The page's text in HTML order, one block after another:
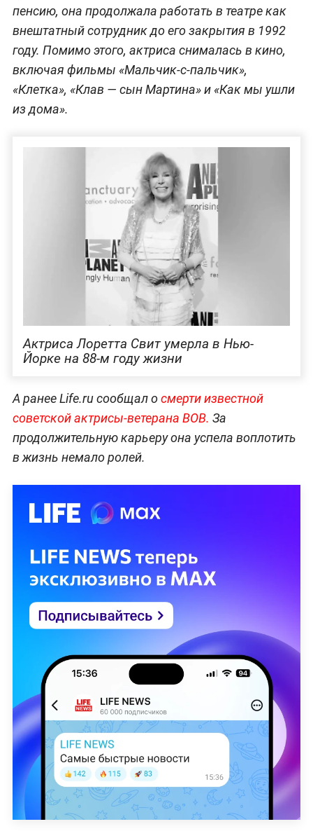
пенсию, она продолжала работать в театре как
внештатный сотрудник до его закрытия в 1992
году. Помимо этого, актриса снималась в кино,
включая фильмы «Мальчик-с-пальчик»,
«Клетка», «Клав — сын Мартина» и «Как мы ушли
из дома».
Актриса Лоретта Свит умерла в Нью-
Йорке на 88-м году жизни
А ранее Life.ru сообщал осмерти известной
советской актрисы-ветерана ВОВ. За
продолжительную карьеру она успела воплотить
в жизнь немало ролей.